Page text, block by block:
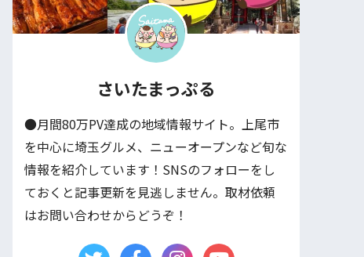
さいたまっぷる
●月間80万PV達成の地域情報サイト。上尾市
を中心に埼玉グルメ、ニューオープンなど旬な
情報を紹介しています！SNSのフォローをし
ておくと記事更新を見逃しません。取材依頼
はお問い合わせからどうぞ！